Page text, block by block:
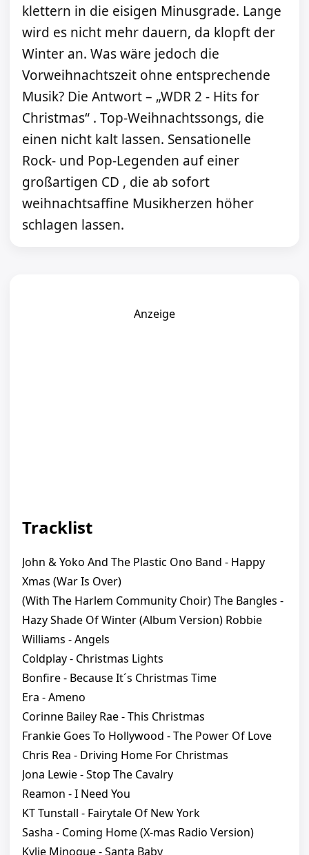
klettern in die eisigen Minusgrade. Lange
wird es nicht mehr dauern, da klopft der
Winter an. Was wäre jedoch die
Vorweihnachtszeit ohne entsprechende
Musik? Die Antwort – „WDR 2 - Hits for
Christmas“ . Top-Weihnachtssongs, die
einen nicht kalt lassen. Sensationelle
Rock- und Pop-Legenden auf einer
großartigen CD , die ab sofort
weihnachtsaffine Musikherzen höher
schlagen lassen.
Anzeige
Tracklist
John & Yoko And The Plastic Ono Band - Happy
Xmas (War Is Over)
(With The Harlem Community Choir) The Bangles -
Hazy Shade Of Winter (Album Version) Robbie
Williams - Angels
Coldplay - Christmas Lights
Bonfire - Because It´s Christmas Time
Era - Ameno
Corinne Bailey Rae - This Christmas
Frankie Goes To Hollywood - The Power Of Love
Chris Rea - Driving Home For Christmas
Jona Lewie - Stop The Cavalry
Reamon - I Need You
KT Tunstall - Fairytale Of New York
Sasha - Coming Home (X-mas Radio Version)
Kylie Minogue - Santa Baby